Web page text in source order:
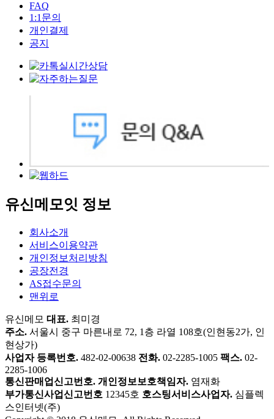
FAQ
1:1문의
개인결제
공지
유신메모잇 정보
회사소개
서비스이용약관
개인정보처리방침
공장전경
AS접수문의
맨위로
유신메모 대표. 최미경
주소. 서울시 중구 마른내로 72, 1층 라열 108호(인현동2가, 인
현상가)
사업자 등록번호. 482-02-00638 전화. 02-2285-1005 팩스. 02-
2285-1006
통신판매업신고번호. 개인정보보호책임자. 염재화
부가통신사업신고번호 12345호 호스팅서비스사업자. 심플렉
스인터넷(주)